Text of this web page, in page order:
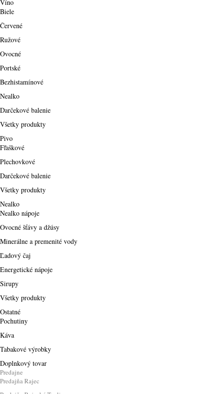
Víno
Biele
Červené
Ružové
Ovocné
Portské
Bezhistamínové
Nealko
Darčekové balenie
Všetky produkty
Pivo
Fľaškové
Plechovkové
Darčekové balenie
Všetky produkty
Nealko
Nealko nápoje
Ovocné šťávy a džúsy
Minerálne a premenité vody
Ľadový čaj
Energetické nápoje
Sirupy
Všetky produkty
Ostatné
Pochutiny
Káva
Tabakové výrobky
Doplnkový tovar
Predajne
Predajňa Rajec